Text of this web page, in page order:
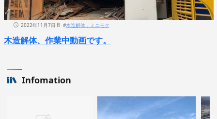
2022年11月7日 #木造解体，ミニモク
木造解体、作業中動画です。
Infomation